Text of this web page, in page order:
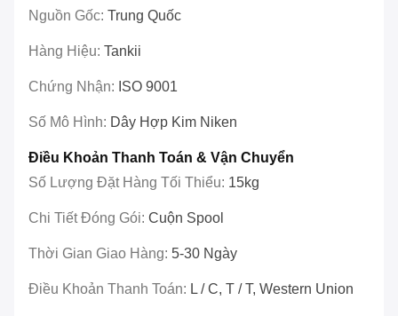
Nguồn Gốc: Trung Quốc
Hàng Hiệu: Tankii
Chứng Nhận: ISO 9001
Số Mô Hình: Dây Hợp Kim Niken
Điều Khoản Thanh Toán & Vận Chuyển
Số Lượng Đặt Hàng Tối Thiểu: 15kg
Chi Tiết Đóng Gói: Cuộn Spool
Thời Gian Giao Hàng: 5-30 Ngày
Điều Khoản Thanh Toán: L / C, T / T, Western Union